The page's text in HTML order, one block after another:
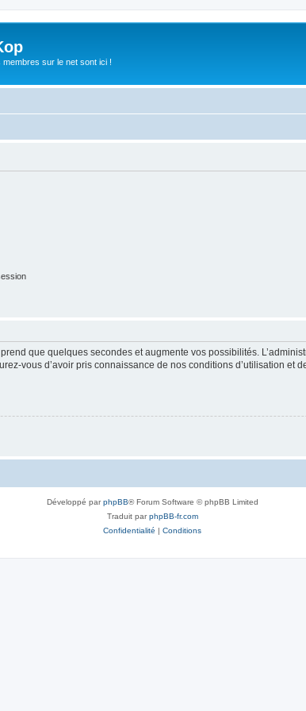
sur le net sont ici !
que quelques secondes et augmente vos possibilités.
vous d’avoir pris connaissance de nos conditions d’utilisation et
Développé parphpBB® Forum Software © phpBB Limited
Traduit parphpBB-fr.com
Confidentialité | Conditions